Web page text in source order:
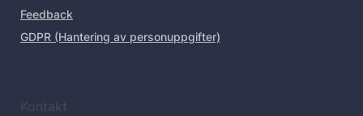
Feedback
GDPR (Hantering av personuppgifter)
Kontakt